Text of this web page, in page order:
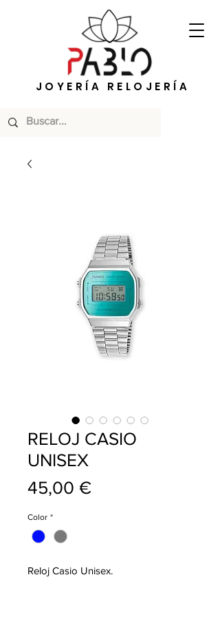
JOYERÍA RELOJERÍA
RELOJ CASIO
UNISEX
45,00 €Precio
Color *
Reloj Casio Unisex.